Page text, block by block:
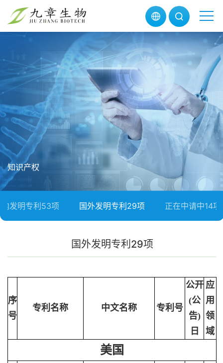
知识产权
发明专利53项 国外发明专利29项 正在中请中14项
国外发明专利29项
序
号
专利名称 中文名称 专利号
公开
(公
告)
日
应
用
领
域
美国